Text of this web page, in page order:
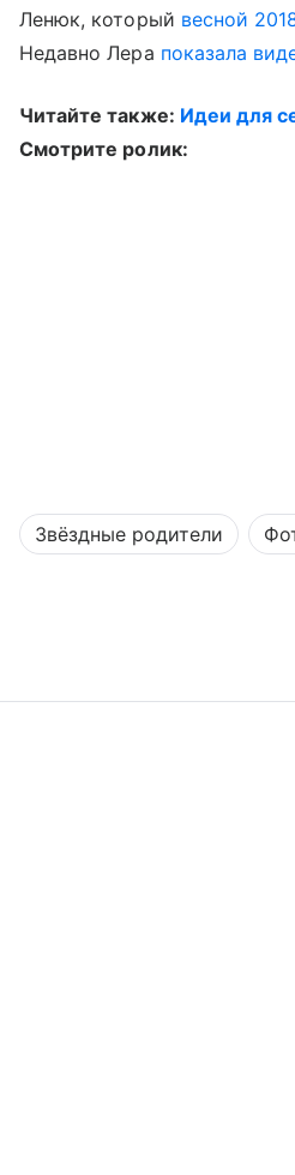
Ленюк, который весной
Недавно Лера показала
Читайте также: Идеи для
Смотрите ролик:
Звёздные родители